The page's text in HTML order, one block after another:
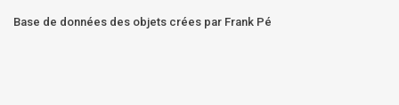
Base de données des objets crées par Frank Pé